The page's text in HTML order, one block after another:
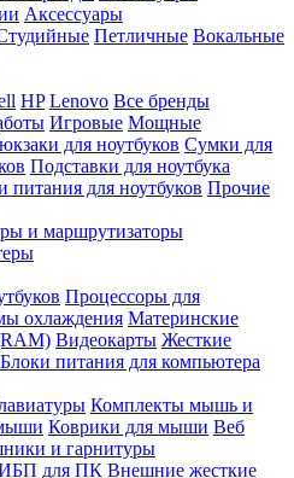
Аксессуары
Петличные Вокальные
HP Lenovo Все бренды
Игровые Мощные
для ноутбуков Сумки для
Подставки для ноутбука
питания для ноутбуков Прочие
и маршрутизаторы
Процессоры для
охлаждения Материнские
Видеокарты Жесткие
Блоки питания для компьютера
Комплекты мышь и
Коврики для мыши Веб
и гарнитуры
для ПК Внешние жесткие